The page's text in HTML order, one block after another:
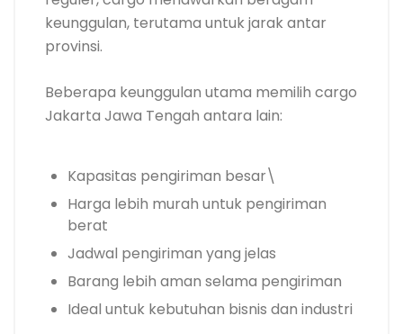
keunggulan, terutama untuk jarak antar
provinsi.
Beberapa keunggulan utama memilih cargo
Jakarta Jawa Tengah antara lain:
Kapasitas pengiriman besar\
Harga lebih murah untuk pengiriman
berat
Jadwal pengiriman yang jelas
Barang lebih aman selama pengiriman
Ideal untuk kebutuhan bisnis dan industri